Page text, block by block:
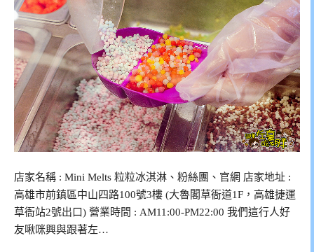
店家名稱 : Mini Melts 粒粒冰淇淋、粉絲團、官網 店家地址 :
高雄市前鎮區中山四路100號3樓 (大魯閣草衙道1F，高雄捷運
草衙站2號出口) 營業時間 : AM11:00-PM22:00 我們這行人好
友啾咪興與跟著左…